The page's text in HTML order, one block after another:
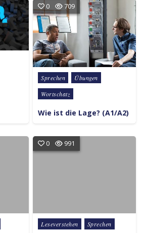
0 709
Posted in
Sprechen
Übungen
Wortschatz
Wie ist die Lage? (A1/A2)
0 991
Posted in
Leseverstehen
Sprechen